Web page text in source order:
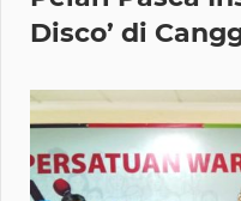
Disco’ di